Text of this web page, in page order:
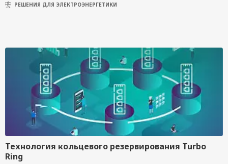
РЕШЕНИЯ ДЛЯ ЭЛЕКТРОЭНЕРГЕТИКИ
Технология кольцевого резервирования Turbo
Ring